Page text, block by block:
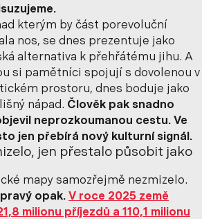
kterým by část porevoluční
nos, se dnes prezentuje jako
alternativa k přehřátému jihu. A
si pamětníci spojují s dovolenou v
prostoru, dnes boduje jako
nápad. Člověk pak snadno
neprozkoumanou cestu. Ve
jen přebírá nový kulturní signál.
jen přestalo působit jako
mapy samozřejmě nezmizelo.
opak. V roce 2025 země
milionu příjezdů a 110,1 milionu